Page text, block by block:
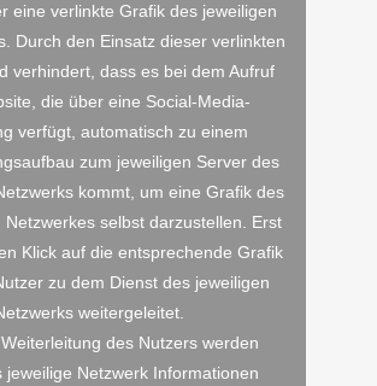
eine verlinkte Grafik des jeweiligen
Durch den Einsatz dieser verlinkten
verhindert, dass es bei dem Aufruf
die über eine Social-Media-
verfügt, automatisch zu einem
zum jeweiligen Server des
kommt, um eine Grafik des
Netzwerkes selbst darzustellen. Erst
Klick auf die entsprechende Grafik
zu dem Dienst des jeweiligen
weitergeleitet.
des Nutzers werden
jeweilige Netzwerk Informationen